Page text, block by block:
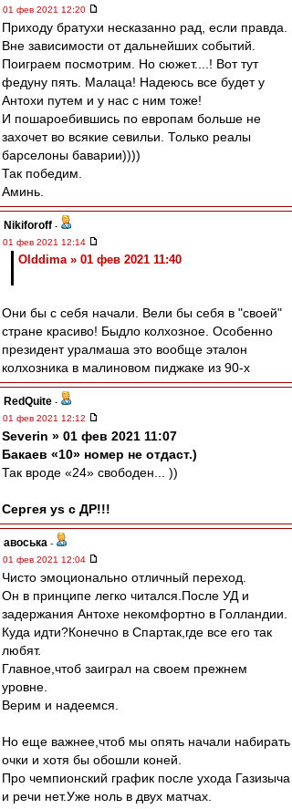
01 фев 2021 12:20
Приходу братухи несказанно рад, если правда.
Вне зависимости от дальнейших событий.
Поиграем посмотрим. Но сюжет....! Вот тут
федуну пять. Малаца! Надеюсь все будет у
Антохи путем и у нас с ним тоже!
И пошароебившись по европам больше не
захочет во всякие севильи. Только реалы
барселоны баварии))))
Так победим.
Аминь.
Nikiforoff -
01 фев 2021 12:14
Olddima » 01 фев 2021 11:40
Они бы с себя начали. Вели бы себя в "своей"
стране красиво! Быдло колхозное. Особенно
президент уралмаша это вообще эталон
колхозника в малиновом пиджаке из 90-х
RedQuite -
01 фев 2021 12:12
Severin » 01 фев 2021 11:07
Бакаев «10» номер не отдаст.)
Так вроде «24» свободен... ))
Сергея ys с ДР!!!
авоська -
01 фев 2021 12:04
Чисто эмоционально отличный переход.
Он в принципе легко читался.После УД и
задержания Антохе некомфортно в Голландии.
Куда идти?Конечно в Спартак,где все его так
любят.
Главное,чтоб заиграл на своем прежнем
уровне.
Верим и надеемся.
Но еще важнее,чтоб мы опять начали набирать
очки и хотя бы обошли коней.
Про чемпионский график после ухода Газизыча
и речи нет.Уже ноль в двух матчах.